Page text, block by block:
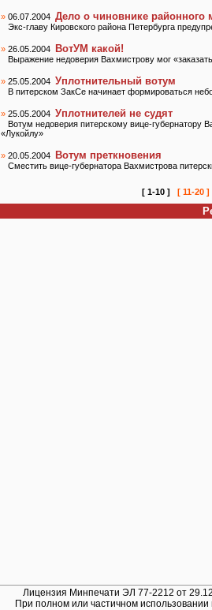
» 06.07.2004 Дело о чиновнике районного
Экс-главу Кировского района Петербурга
» 26.05.2004 ВотУМ какой!
Выражение недоверия Вахмистрову мог
» 25.05.2004 Уплотнительный вотум
В питерском ЗакСе начинает формироваться
» 25.05.2004 Уплотнителей не судят
Вотум недоверия питерскому вице-губернатору
«Лукойлу»
» 20.05.2004 Вотум преткновения
Сместить вице-губернатора Вахмистрова
[ 1-10 ] [ 11-20 ]
Лицензия Минпечати ЭЛ 77-2212 от
При полном или частичном